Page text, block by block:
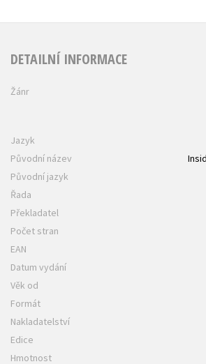
DETAILNÍ INFORMACE
Žánr
Jazyk
Původní název
Původní jazyk
Řada
Překladatel
Počet stran
EAN
Datum vydání
Věk od
Formát
Nakladatelství
Edice
Hmotnost